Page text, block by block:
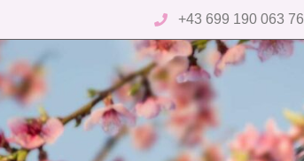
+43 699 190 063 76